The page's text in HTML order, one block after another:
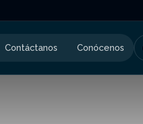
Contáctanos Conócenos